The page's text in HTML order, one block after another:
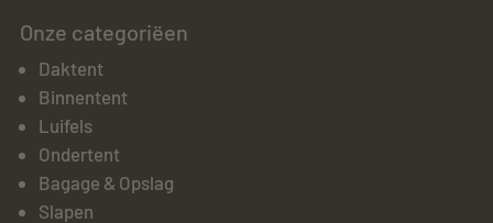
Onze categoriëen
Daktent
Binnentent
Luifels
Ondertent
Bagage & Opslag
Slapen